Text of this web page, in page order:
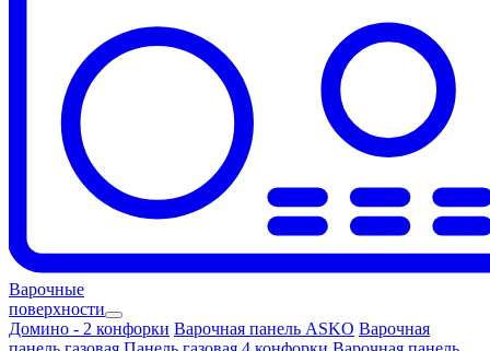
Варочные
поверхности
Домино - 2 конфорки Варочная панель ASKO Варочная